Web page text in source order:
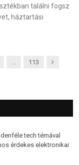
találni fogsz
háztartási
… 113 Next
tech témával
érdekes elektronikai